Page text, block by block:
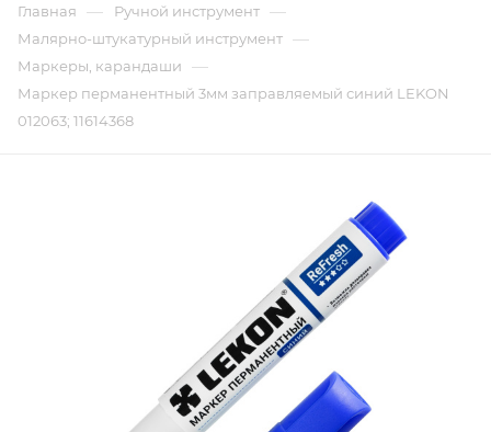
Главная — Ручной инструмент —
Малярно-штукатурный инструмент —
Маркеры, карандаши —
Маркер перманентный 3мм заправляемый синий LEKON
012063; 11614368